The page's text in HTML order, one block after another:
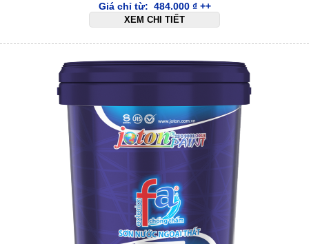
Giá chỉ từ: 484.000 ₫++
XEM CHI TIẾT